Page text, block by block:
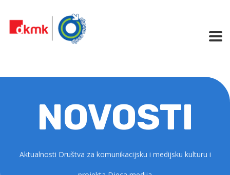
NOVOSTI
Aktualnosti Društva za komunikacijsku i medijsku kulturu i